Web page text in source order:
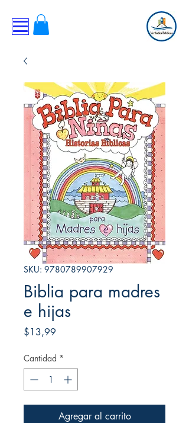
SKU: 9780789907929
Biblia para madres
e hijas
$13,99
Cantidad *
Agregar al carrito